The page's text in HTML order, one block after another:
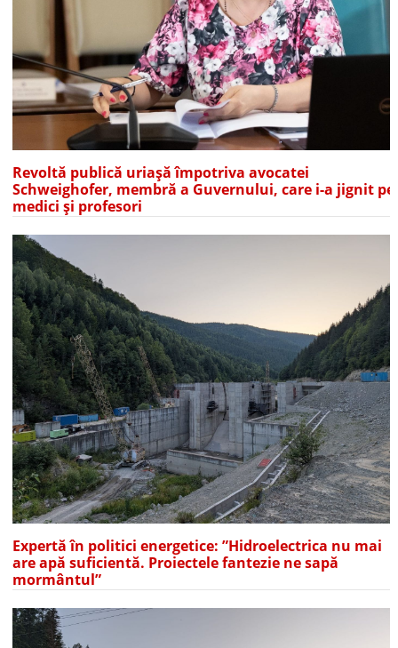
Revoltă publică uriașă împotriva avocatei
Schweighofer, membră a Guvernului, care i-a jignit pe
medici și profesori
Expertă în politici energetice: ”Hidroelectrica nu mai
are apă suficientă. Proiectele fantezie ne sapă
mormântul”